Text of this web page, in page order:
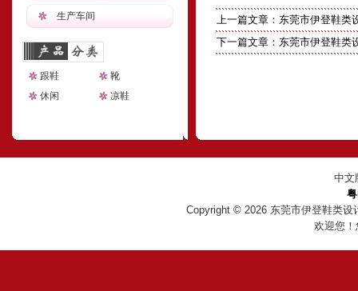
生产车间
跟鞋
靴
休闲
凉鞋
上一篇文章： 东莞市伊登鞋类
下一篇文章： 东莞市伊登鞋类
中文
Copyright © 2026 东莞市伊登鞋类设
欢迎您！